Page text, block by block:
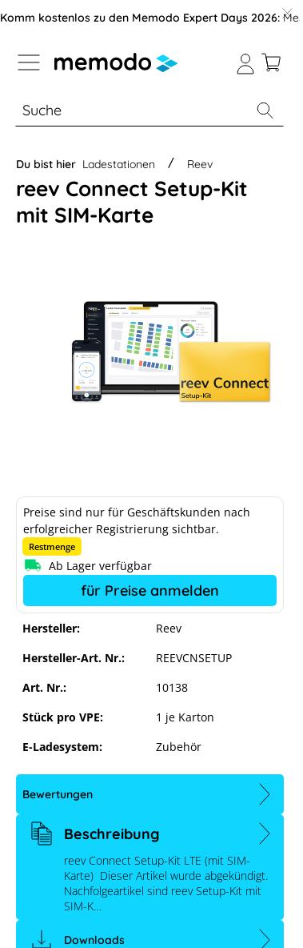
der B2B-Plattform springen
Komm kostenlos zu den Memodo Expert Days 2026:
% Sale Module Wechselrichter
Du bist hier Ladestationen Reev
reev Connect Setup-Kit
mit SIM-Karte
reev Connect Setup-Kit mit SIM-
Hersteller:
Reev
Hersteller-Art. Nr.:
REEVCNSETUP
Art. Nr.:
10138
Stück pro VPE:
1 je Karton
E-Ladesystem:
Zubehör
Preise sind nur für Geschäftskunden nach
erfolgreicher Registrierung sichtbar.
Restmenge
Ab Lager verfügbar
für Preise anmelden
Bewertungen
Beschreibung
reev Connect Setup-Kit LTE (mit SIM-
Karte) Dieser Artikel wurde abgekündigt.
Nachfolgeartikel sind reev Setup-Kit mit
SIM-K…
Downloads